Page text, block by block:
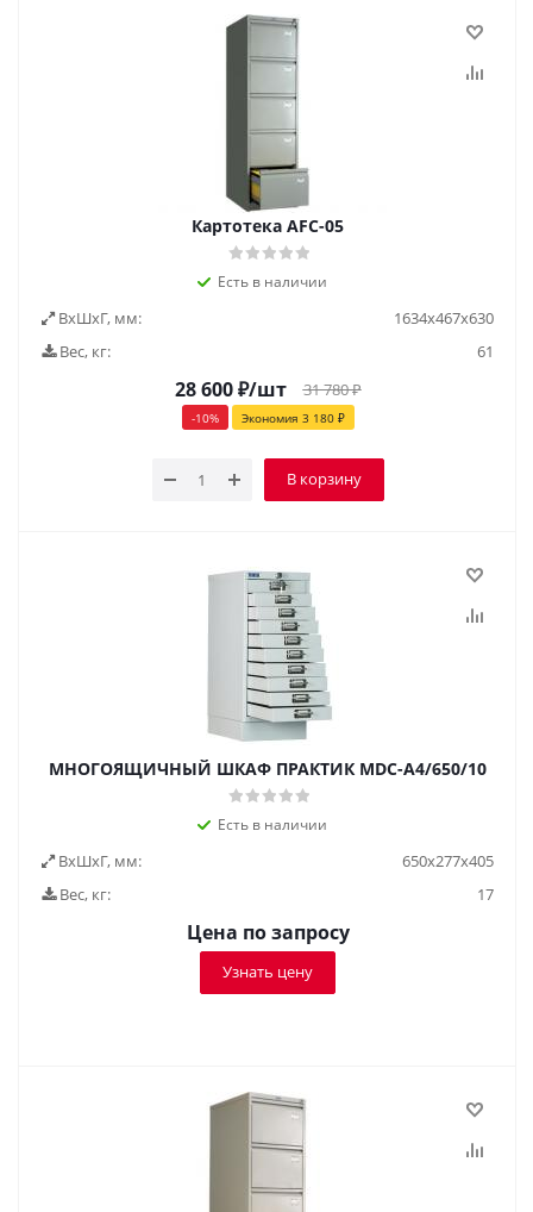
Картотека AFC-05
Есть в наличии
ВxШxГ, мм:
1634х467х630
Вес, кг:
61
28 600₽/шт 31 780₽
-10% Экономия 3 180₽
В корзину
МНОГОЯЩИЧНЫЙ ШКАФ ПРАКТИК MDC-A4/650/10
Есть в наличии
ВxШxГ, мм:
650x277x405
Вес, кг:
17
Цена по запросу
Узнать цену